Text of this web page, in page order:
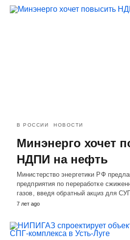
В РОССИИ НОВОСТИ
Минэнерго хочет
НДПИ на нефть
Министерство энергетики РФ
предприятия по переработке
газов, введя обратный акциз для
7 лет ago